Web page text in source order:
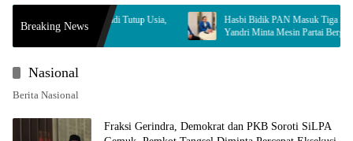
Breaking News
Gus Andi Tutup Usia,
Hasbi Bidik PAN Masuk Tiga Besar di Tangsel,
Yandri Minta Mesin Partai Bergerak
Nasional
Berita Nasional
Fraksi Gerindra, Demokrat dan PKB Soroti SiLPA